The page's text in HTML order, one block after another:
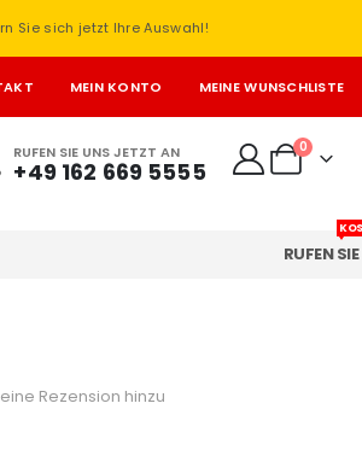
Sie sich jetzt Ihre Auswahl!
MEIN KONTO MEINE WUNSCHLISTE
RUFEN SIE UNS JETZT AN
+49 162 669 5555
0
RUFEN
Rezension hinzu